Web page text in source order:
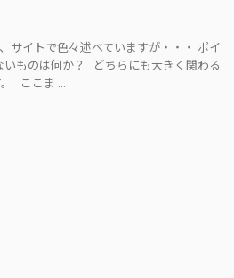
サイトで色々述べていますが・・・ ポイ
いものは何か？ どちらにも大きく関わる
ここま ...